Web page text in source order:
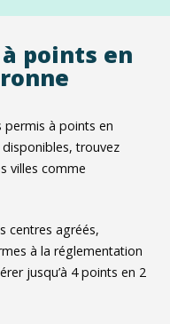
points en
permis à points en
trouvez
villes comme
centres agréés,
à la réglementation
jusqu’à 4 points en 2